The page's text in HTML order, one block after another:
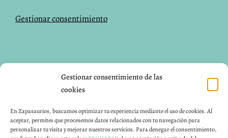
Gestionar consentimiento de las
cookies
En Zapasaurios, buscamos optimizar tu experiencia mediante el uso de cookies. Al
aceptar, permites que procesemos datos relacionados con tu navegación para
personalizar tu visita y mejorar nuestros servicios. Para denegar el consentimiento,
Gestionar consentimiento
Instagram
Pinterest
CONTACTO